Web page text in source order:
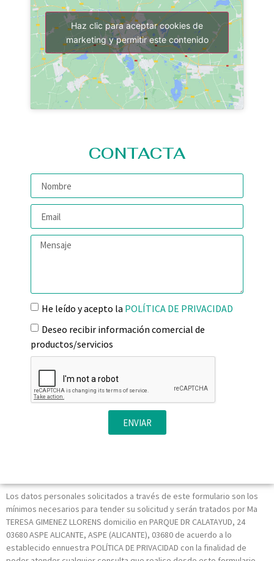
Haz clic para aceptar cookies de
marketing y permitir este contenido
CONTACTA
He leído y acepto la POLÍTICA DE PRIVACIDAD
Deseo recibir información comercial de
productos/servicios
ENVIAR
Los datos personales solicitados a través de este formulario son los
mínimos necesarios para tender su solicitud y serán tratados por Ma
TERESA GIMENEZ LLORENS domicilio en PARQUE DR CALATAYUD, 24
03680 ASPE ALICANTE, ASPE (ALICANTE), 03680 de acuerdo a lo
establecido ennuestra POLÍTICA DE PRIVACIDAD con la finalidad de